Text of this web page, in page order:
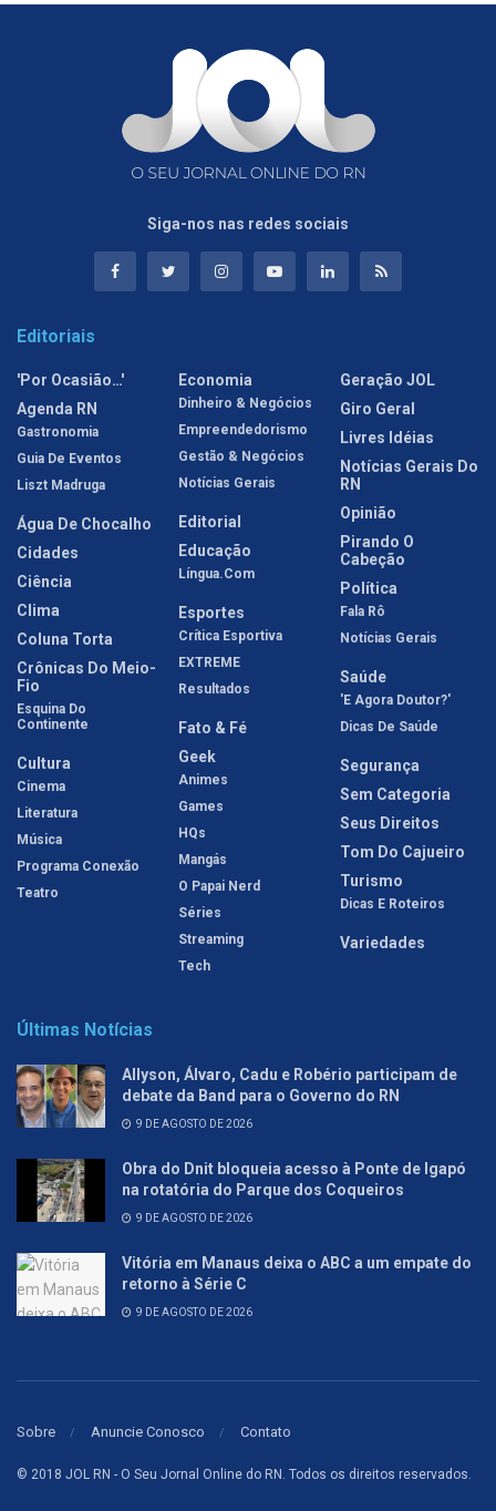
Siga-nos nas redes sociais
Editoriais
'Por Ocasião…'
Agenda RN
Gastronomia
Guia De Eventos
Liszt Madruga
Água De Chocalho
Cidades
Ciência
Clima
Coluna Torta
Crônicas Do Meio-
Fio
Esquina Do
Continente
Cultura
Cinema
Literatura
Música
Programa Conexão
Teatro
Economia
Dinheiro & Negócios
Empreendedorismo
Gestão & Negócios
Notícias Gerais
Editorial
Educação
Língua.com
Esportes
Crítica Esportiva
EXTREME
Resultados
Fato & Fé
Geek
Animes
Games
HQs
Mangás
O Papai Nerd
Séries
Streaming
Tech
Geração JOL
Giro Geral
Livres Idéias
Notícias Gerais Do
RN
Opinião
Pirando O
Cabeção
Política
Fala Rô
Notícias Gerais
Saúde
'E Agora Doutor?'
Dicas De Saúde
Segurança
Sem Categoria
Seus Direitos
Tom Do Cajueiro
Turismo
Dicas E Roteiros
Variedades
Últimas Notícias
Allyson, Álvaro, Cadu e Robério participam de
debate da Band para o Governo do RN
9 DE AGOSTO DE 2026
Obra do Dnit bloqueia acesso à Ponte de Igapó
na rotatória do Parque dos Coqueiros
9 DE AGOSTO DE 2026
Vitória em Manaus deixa o ABC a um empate do
retorno à Série C
9 DE AGOSTO DE 2026
Sobre Anuncie Conosco Contato
© 2018 JOL RN - O Seu Jornal Online do RN. Todos os direitos reservados.